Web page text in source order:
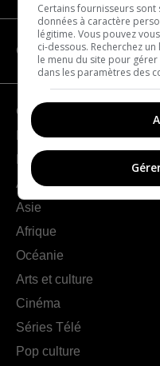
CATÉGORIES
Géographie
France
Europe
Amériques
Asie
Afrique
Océanie
Arts et culture
Cinéma
Séries Télé
Pop culture
Certains fournisseurs
données à caractère
légitime. Vous pouvez
ci-dessous. Recherchez
le menu du site pour
dans les paramètres des